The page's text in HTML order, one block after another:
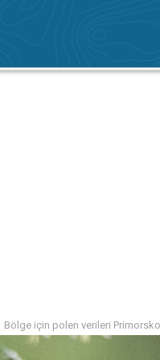
Bölge için polen verileri Primorsko